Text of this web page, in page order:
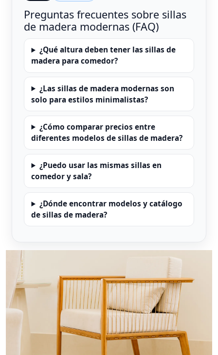
Preguntas frecuentes sobre sillas
de madera modernas (FAQ)
¿Qué altura deben tener las sillas de
madera para comedor?
¿Las sillas de madera modernas son
solo para estilos minimalistas?
¿Cómo comparar precios entre
diferentes modelos de sillas de madera?
¿Puedo usar las mismas sillas en
comedor y sala?
¿Dónde encontrar modelos y catálogo
de sillas de madera?